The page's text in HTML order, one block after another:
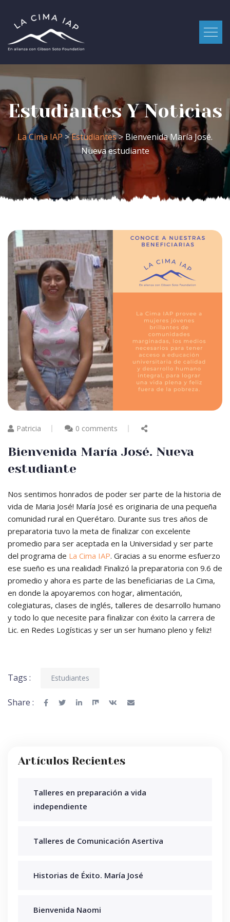
Estudiantes Y Noticias
La Cima IAP>Estudiantes> Bienvenida María José.
Nueva estudiante
Patricia 0 comments
Bienvenida María José. Nueva
estudiante
Nos sentimos honrados de poder ser parte de la historia de
vida de Maria José! María José es originaria de una pequeña
comunidad rural en Querétaro. Durante sus tres años de
preparatoria tuvo la meta de finalizar con excelente
promedio para ser aceptada en la Universidad y ser parte
del programa de La Cima IAP. Gracias a su enorme esfuerzo
ese sueño es una realidad! Finalizó la preparatoria con 9.6 de
promedio y ahora es parte de las beneficiarias de La Cima,
en donde la apoyaremos con hogar, alimentación,
colegiaturas, clases de inglés, talleres de desarrollo humano
y todo lo que necesite para finalizar con éxito la carrera de
Lic. en Redes Logísticas y ser un ser humano pleno y feliz!
Tags : Estudiantes
Share :
Artículos Recientes
Talleres en preparación a vida
independiente
Talleres de Comunicación Asertiva
Historias de Éxito. María José
Bienvenida Naomi